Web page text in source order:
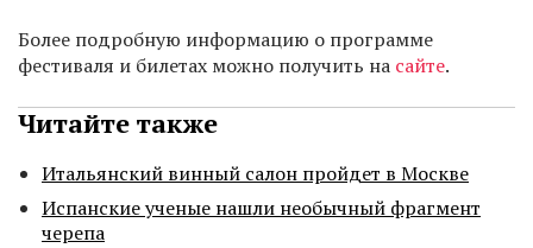
Более подробную информацию о программе
фестиваля и билетах можно получить на сайте.
Читайте также
Итальянский винный салон пройдет в Москве
Испанские ученые нашли необычный фрагмент
черепа